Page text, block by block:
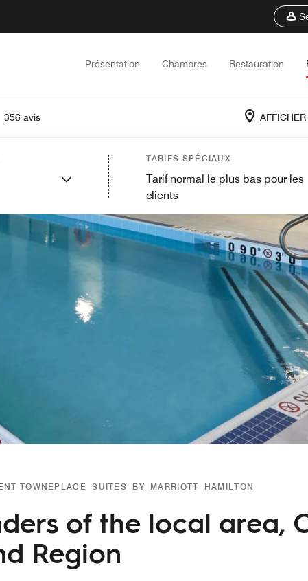
Présentation Chambres Restauration
356 avis
TARIFS SPÉCIAUX
Tarif normal le plus bas pour les
clients
TOWNEPLACE SUITES BY MARRIOTT HAMILTON
of the local area,
Region